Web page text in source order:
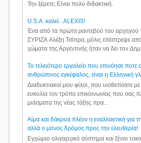
Την ξέρετε; Είναι πολύ διδακτική.
U.S.A. καλεί...ALEXIS!
Ένα από τα πρώτα ραντεβού του αρχηγού
ΣΥΡΙΖΑ Αλέξη Τσίπρα, μόλις επέστρεψε
χώματα της Αργεντινής ήταν να δει τον
Το τελειότερο εργαλείο που επινόησε ποτε
ανθρώπινος εγκέφαλος, είναι η Ελληνική
Διαδυκτιακοί μου φίλοι, που υιοθετίσατε
ευκολία τον τρόπο επικοινωνίας που σας
μιάσματα της νέας τάξης πρα...
Αίμα και δάκρυα πλέον η εναλλακτική για
αλλά ο μόνος δρόμος προς την ελευθερία!
Εγχώριο ολιγαρχικό σύστημα και ξένοι